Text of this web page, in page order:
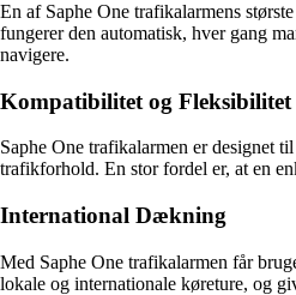
En af Saphe One trafikalarmens
fungerer den automatisk, hver gang
navigere.
Kompatibilitet og Fleksibilitet
Saphe One trafikalarmen er designet
trafikforhold. En stor fordel er, at en
International Dækning
Med Saphe One trafikalarmen får
lokale og internationale køreture, og